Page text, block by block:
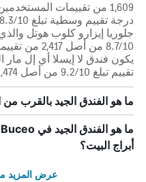
1,609 من تقييمات
جلوريا إيزارو كلوب هوتل
8.7/10 من
يكون فندق لا إيسلا أي إل مار
تقييم تبلغ 9.2/10 من أصل 1,474 من تقييمات المستخدمين
ما هو الفندق الجيد بالقرب
أبراج البيت؟
عرض المزيد